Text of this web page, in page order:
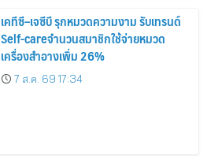
เคทีซี–เจซีบี รุกหมวดความงาม รับเทรนด์
Self-careจำนวนสมาชิกใช้จ่ายหมวด
เครื่องสำอางเพิ่ม 26%
7 ส.ค. 69 17:34